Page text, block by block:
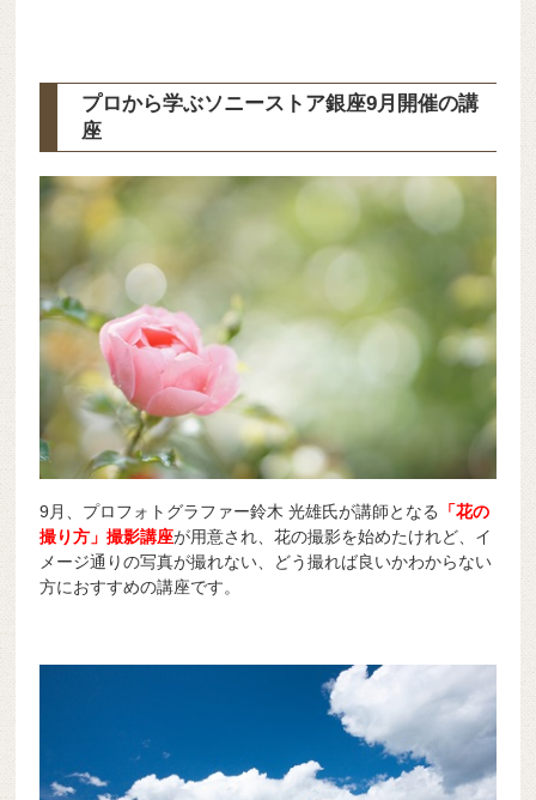
プロから学ぶソニーストア銀座9月開催の講
座
9月、プロフォトグラファー鈴木 光雄氏が講師となる
「花の
撮り方」撮影講座が用意され、花の撮影を始めたけれど、イ
メージ通りの写真が撮れない、どう撮れば良いかわからない
方におすすめの講座です。